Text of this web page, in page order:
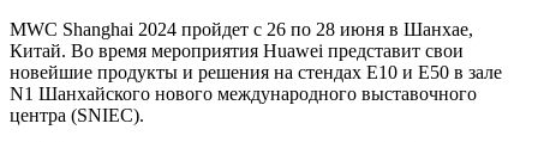
MWC Shanghai 2024 пройдет с 26 по 28 июня в Шанхае,
Китай. Во время мероприятия Huawei представит свои
новейшие продукты и решения на стендах E10 и E50 в зале
N1 Шанхайского нового международного выставочного
центра (SNIEC).